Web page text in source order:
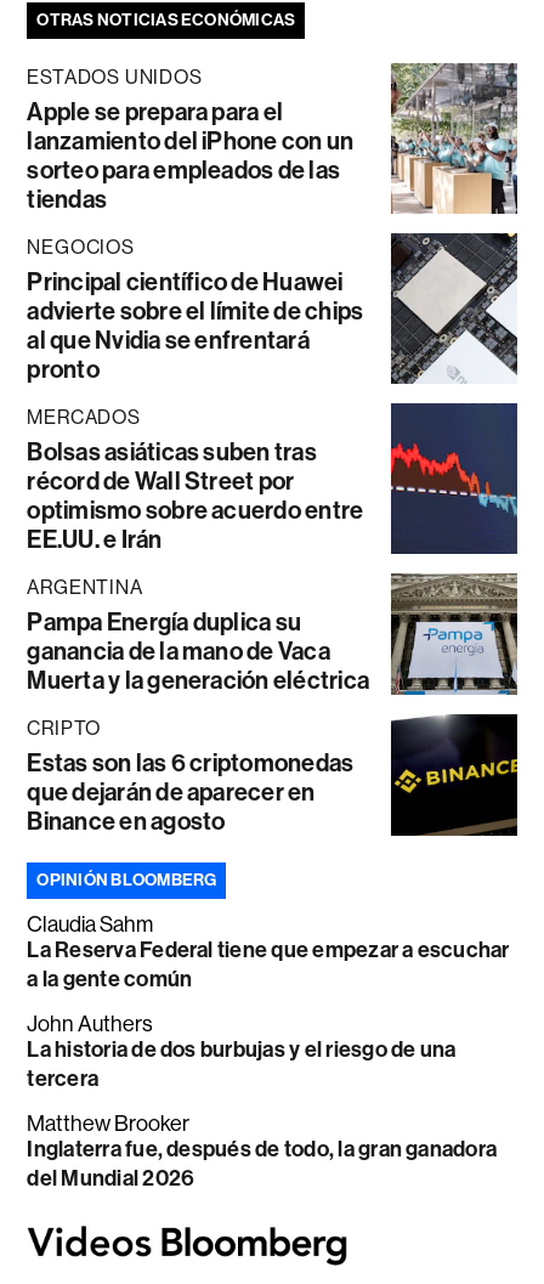
OTRAS NOTICIAS ECONÓMICAS
ESTADOS UNIDOS
Apple se prepara para el
lanzamiento del iPhone con un
sorteo para empleados de las
tiendas
NEGOCIOS
Principal científico de Huawei
advierte sobre el límite de chips
al que Nvidia se enfrentará
pronto
MERCADOS
Bolsas asiáticas suben tras
récord de Wall Street por
optimismo sobre acuerdo entre
EE.UU. e Irán
ARGENTINA
Pampa Energía duplica su
ganancia de la mano de Vaca
Muerta y la generación eléctrica
CRIPTO
Estas son las 6 criptomonedas
que dejarán de aparecer en
Binance en agosto
OPINIÓN BLOOMBERG
Claudia Sahm
La Reserva Federal tiene que empezar a escuchar
a la gente común
John Authers
La historia de dos burbujas y el riesgo de una
tercera
Matthew Brooker
Inglaterra fue, después de todo, la gran ganadora
del Mundial 2026